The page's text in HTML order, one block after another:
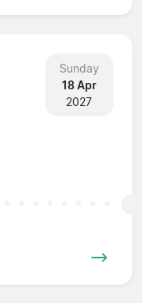
Sunday
18 Apr
2027